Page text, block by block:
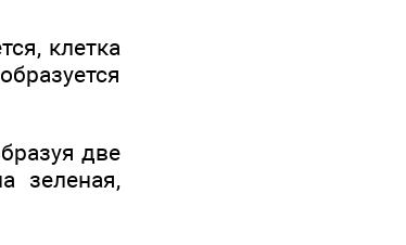
клетка
две
зеленая,